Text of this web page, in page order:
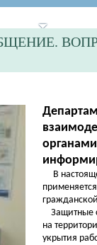
В
Защитные
на
укрытия